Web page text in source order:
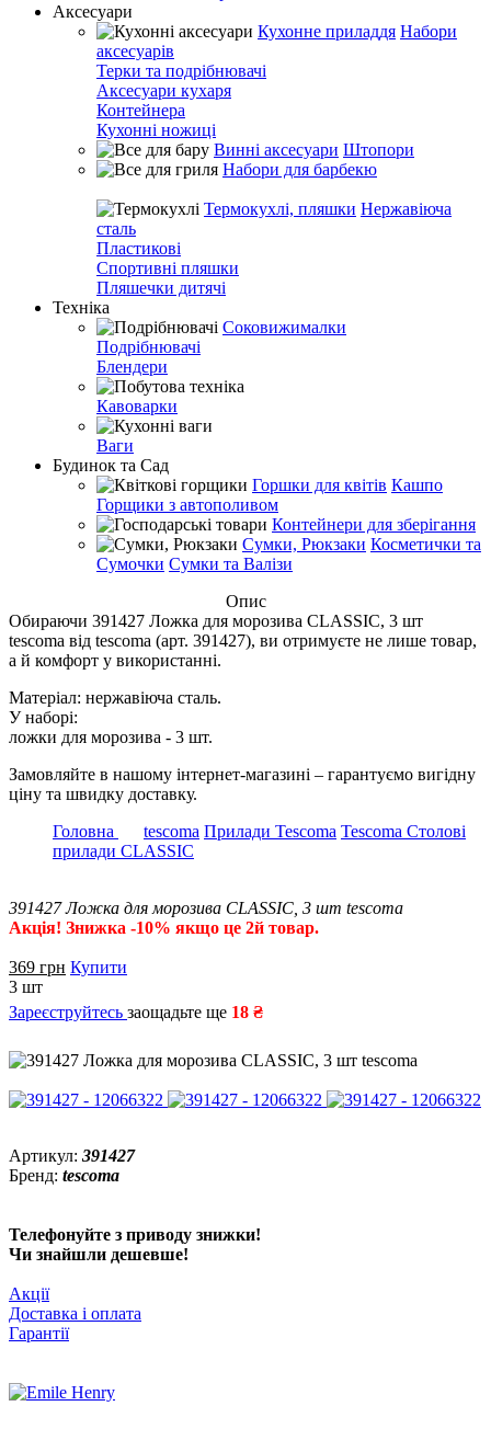
Аксесуари
Кухонне приладдя Набори
аксесуарів
Терки та подрібнювачі
Аксесуари кухаря
Контейнера
Кухонні ножиці
Винні аксесуари Штопори
Набори для барбекю
Термокухлі, пляшки Нержавіюча
сталь
Пластикові
Спортивні пляшки
Пляшечки дитячі
Техніка
Соковижималки
Подрібнювачі
Блендери
Кавоварки
Ваги
Будинок та Сад
Горшки для квітів Кашпо
Горщики з автополивом
Контейнери для зберігання
Сумки, Рюкзаки Косметички та
Сумочки Сумки та Валізи
Опис
Обираючи 391427 Ложка для морозива CLASSIC, 3 шт
tescoma від tescoma (арт. 391427), ви отримуєте не лише товар,
а й комфорт у використанні.
Матеріал: нержавіюча сталь.
У наборі:
ложки для морозива - 3 шт.
Замовляйте в нашому інтернет-магазині – гарантуємо вигідну
ціну та швидку доставку.
Головна
tescoma Прилади Tescoma Tescoma Столові
прилади CLASSIC
391427 Ложка для морозива CLASSIC, 3 шт tescoma
Акція! Знижка -10% якщо це 2й товар.
369 грн Купити
3 шт
Зареєструйтесь заощадьте ще 18 ₴
Артикул: 391427
Бренд: tescoma
Телефонуйте з приводу знижки!
Чи знайшли дешевше!
Акції
Доставка і оплата
Гарантії